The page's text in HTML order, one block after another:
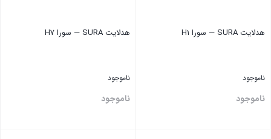
هدلایت SURA — سورا H1
ناموجود
ناموجود
هدلایت SURA — سورا H7
ناموجود
ناموجود